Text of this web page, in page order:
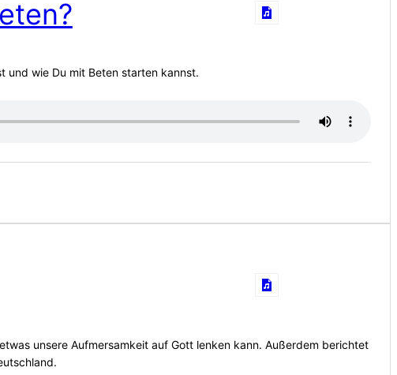
und wie Du mit Beten starten kannst.
unsere Aufmersamkeit auf Gott lenken kann. Außerdem berichtet